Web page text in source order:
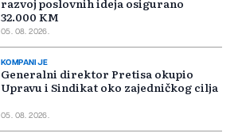
razvoj poslovnih ideja osigurano
32.000 KM
05. 08. 2026.
KOMPANIJE
Generalni direktor Pretisa okupio
Upravu i Sindikat oko zajedničkog cilja
05. 08. 2026.